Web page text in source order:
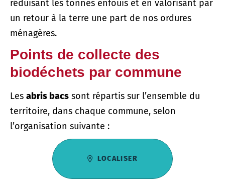
réduisant les tonnes enfouis et en valorisant par
un retour à la terre une part de nos ordures
ménagères.
Points de collecte des
biodéchets par commune
Les abris bacs sont répartis sur l’ensemble du
territoire, dans chaque commune, selon
l’organisation suivante :
LOCALISER